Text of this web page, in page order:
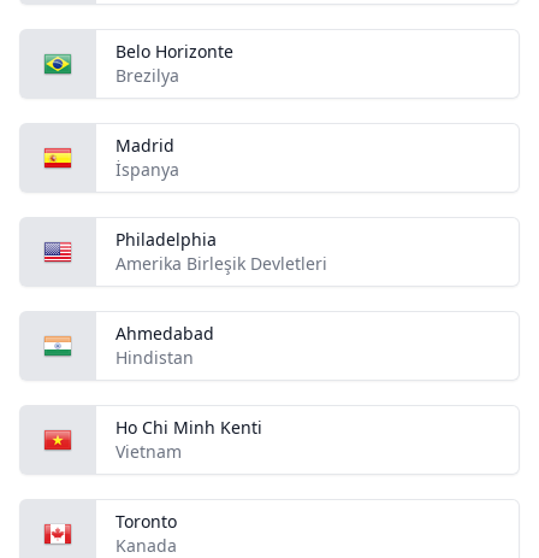
Belo Horizonte
Brezilya
Madrid
İspanya
Philadelphia
Amerika Birleşik Devletleri
Ahmedabad
Hindistan
Ho Chi Minh Kenti
Vietnam
Toronto
Kanada